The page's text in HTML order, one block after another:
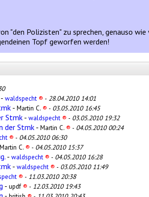
"den Polizisten" zu sprechen, genauso wie
Topf geworfen werden!
- waldspecht ® - 28.04.2010 14:01
- Martin C. ® - 03.05.2010 16:45
Stmk - waldspecht ® - 03.05.2010 19:32
der Stmk - Martin C. ® - 04.05.2010 00:24
® - 04.05.2010 06:30
Martin C. ® - 04.05.2010 15:37
- waldspecht ® - 04.05.2010 16:28
- waldspecht ® - 03.05.2010 11:49
® - 11.03.2010 20:38
- updf® - 12.03.2010 19:43